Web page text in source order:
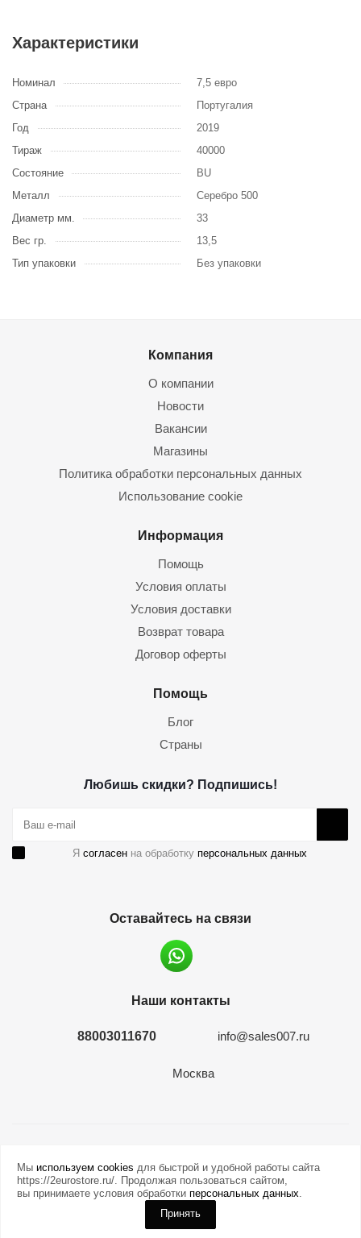
Характеристики
Номинал
7,5 евро
Страна
Португалия
Год
2019
Тираж
40000
Состояние
BU
Металл
Серебро 500
Диаметр мм.
33
Вес гр.
13,5
Тип упаковки
Без упаковки
Компания
О компании
Новости
Вакансии
Магазины
Политика обработки персональных данных
Использование cookie
Информация
Помощь
Условия оплаты
Условия доставки
Возврат товара
Договор оферты
Помощь
Блог
Страны
Любишь скидки? Подпишись!
Я согласен на обработку персональных данных
Оставайтесь на связи
Наши контакты
88003011670 info@sales007.ru
Москва
Мы используем cookies для быстрой и удобной работы сайта
https://2eurostore.ru/. Продолжая пользоваться сайтом,
вы принимаете условия обработки персональных данных.
Принять